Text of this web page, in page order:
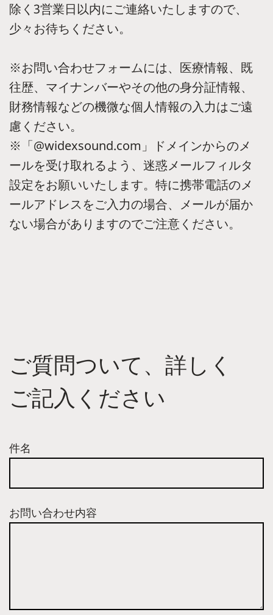
除く3営業日以内にご連絡いたしますので、
少々お待ちください。
※お問い合わせフォームには、医療情報、既
往歴、マイナンバーやその他の身分証情報、
財務情報などの機微な個人情報の入力はご遠
慮ください。
※「@widexsound.com」ドメインからのメ
ールを受け取れるよう、迷惑メールフィルタ
設定をお願いいたします。特に携帯電話のメ
ールアドレスをご入力の場合、メールが届か
ない場合がありますのでご注意ください。
ご質問ついて、詳しく
ご記入ください
件名
お問い合わせ内容